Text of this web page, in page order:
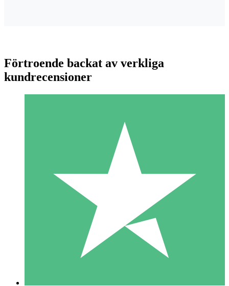
Individuella Kreditpaket
Betala per användning med nedladdningskrediter. Inget
1 Nedladdningar
10 00
Förtroende backat av verkliga
kundrecensioner